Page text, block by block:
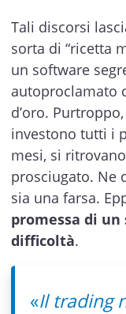
Tali discorsi
sorta di “ricetta
un software
autoproclamato
d’oro.
investono tutti i
mesi, si
prosciugato. Ne
sia una farsa.
promessa di un
difficoltà.
«Il trading